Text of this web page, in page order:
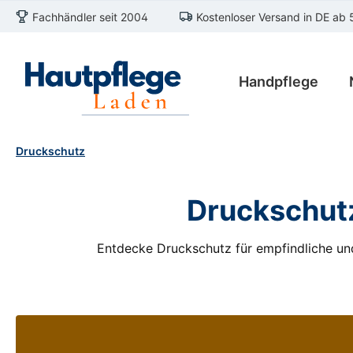
Hauptinhalt springen
Zur Suche springen
Zur Hauptnavigation springen
Fachhändler seit 2004 Kostenloser Versand in DE ab
Handpflege
Druckschutz
Entdecke Druckschutz für empfindliche